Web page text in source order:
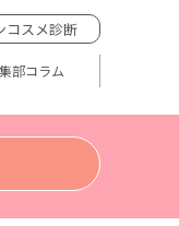
コスメ診断
部コラム